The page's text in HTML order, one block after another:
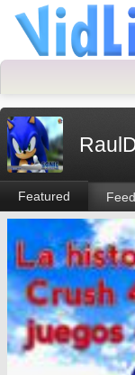
Featured Feed